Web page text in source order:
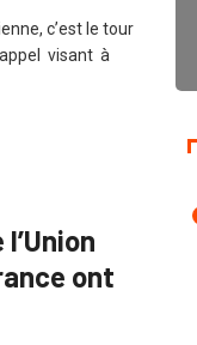
c’est le tour
visant à
ont